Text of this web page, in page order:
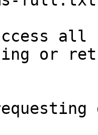
all
or